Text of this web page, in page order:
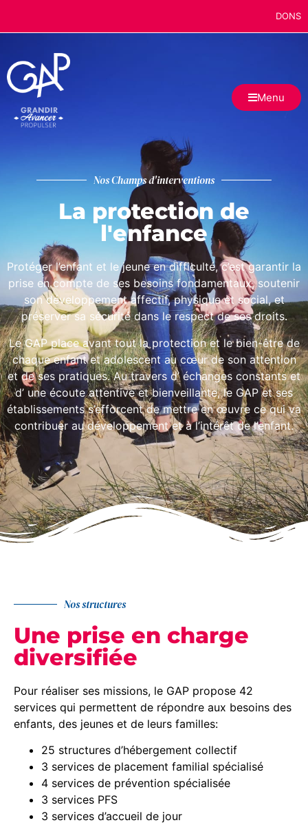
DONS
Menu
Nos Champs d'interventions
La protection de
l'enfance
Protéger l’enfant et le jeune en difficulté, c’est garantir la
prise en compte de ses besoins fondamentaux, soutenir
son développement affectif, physique et social, et
préserver sa sécurité dans le respect de ses droits.
Le GAP place avant tout la protection et le bien-être de
chaque enfant et adolescent au cœur de son attention
et de ses pratiques. Au travers d’ échanges constants et
d’ une écoute attentive et bienveillante, le GAP et ses
établissements s’efforcent de mettre en œuvre ce qui va
contribuer au développement et à l’intérêt de l’enfant.
Nos structures
Une prise en charge
diversifiée
Pour réaliser ses missions, le GAP propose 42
services qui permettent de répondre aux besoins des
enfants, des jeunes et de leurs familles:
25 structures d’hébergement collectif
3 services de placement familial spécialisé
4 services de prévention spécialisée
3 services PFS
3 services d’accueil de jour